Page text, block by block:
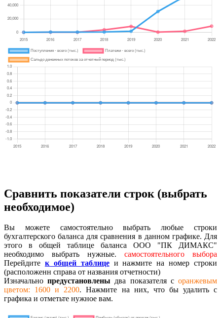
Сравнить показатели строк (выбрать
необходимое)
Вы можете самостоятельно выбрать любые строки
бухгалтерского баланса для сравнения в данном графике. Для
этого в общей таблице баланса ООО "ПК ДИМАКС"
необходимо выбрать нужные. самостоятельного выбора
Перейдите к общей таблицеи нажмите на номер строки
(расположенн справа от названия отчетности)
Изначальнопредустановлены два показателя соранжевым
цветом: 1600 и 2200. Нажмите на них, что бы удалить с
графика и отметьте нужное вам.